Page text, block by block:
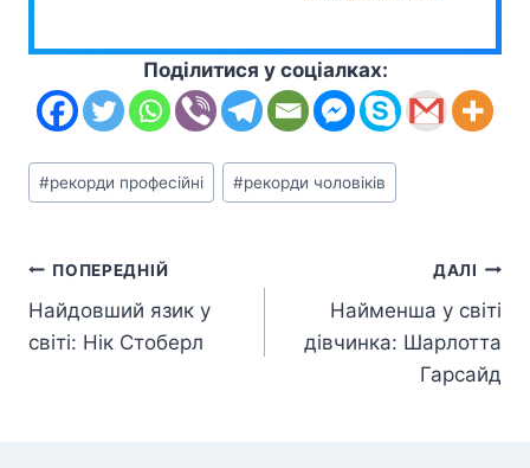
Поділитися у соціалках:
Позначки
запису:
#рекорди професійні #рекорди чоловіків
Навігація
записів
ПОПЕРЕДНІЙ
Найдовший язик у
світі: Нік Стоберл
ДАЛІ
Найменша у світі
дівчинка: Шарлотта
Гарсайд